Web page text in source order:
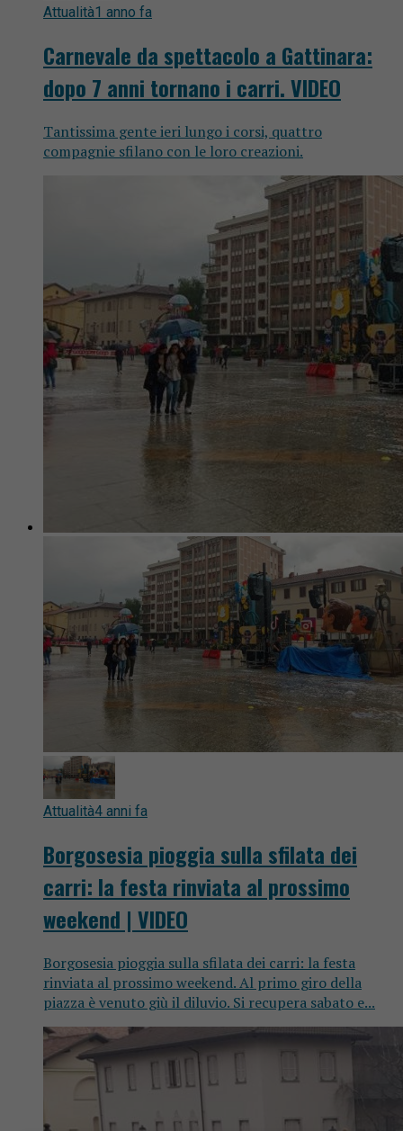
Attualità1 anno fa
Carnevale da spettacolo a Gattinara:
dopo 7 anni tornano i carri. VIDEO
Tantissima gente ieri lungo i corsi, quattro
compagnie sfilano con le loro creazioni.
Attualità4 anni fa
Borgosesia pioggia sulla sfilata dei
carri: la festa rinviata al prossimo
weekend | VIDEO
Borgosesia pioggia sulla sfilata dei carri: la festa
rinviata al prossimo weekend. Al primo giro della
piazza è venuto giù il diluvio. Si recupera sabato e...